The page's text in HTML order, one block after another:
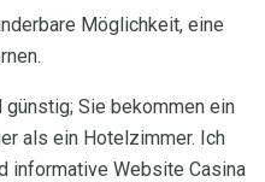
Möglichkeit, eine
Sie bekommen ein
als ein Hotelzimmer. Ich
informative Website Casina